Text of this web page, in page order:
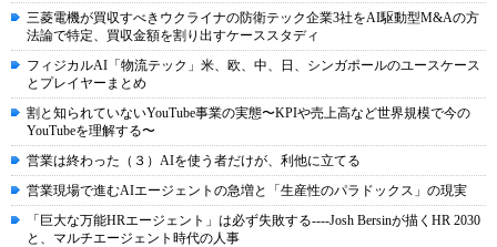
三菱電機が買収すべきウクライナの防衛テック企業3社をAI駆動型M&Aの方
法論で特定、買収金額を割り出すケーススタディ
フィジカルAI「物流テック」米、欧、中、日、シンガポールのユースケース
とプレイヤーまとめ
割と知られていないYouTube事業の実態〜KPIや売上高など世界規模で今の
YouTubeを理解する〜
営業は終わった（３）AIを使う者だけが、利他に立てる
営業現場で進むAIエージェントの急増と「生産性のパラドックス」の現実
「巨大な万能HRエージェント」は必ず失敗する----Josh Bersinが描くHR 2030
と、マルチエージェント時代の人事